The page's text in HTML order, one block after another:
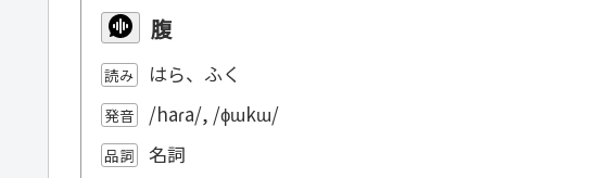
腹
読み はら、ふく
発音 /haɾa/, /ɸɯkɯ/
品詞 名詞